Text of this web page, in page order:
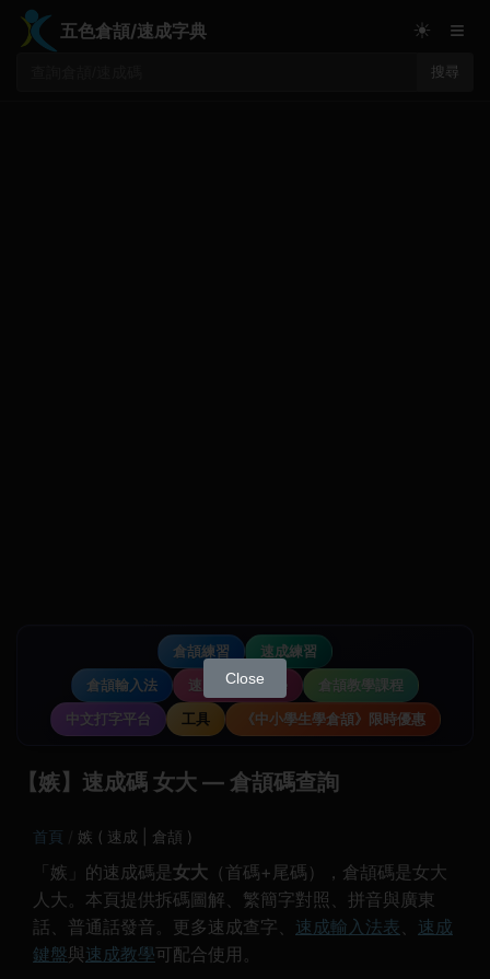
五色倉頡/速成字典
搜尋
☀ ≡
倉頡練習
速成練習
倉頡輸入法
速成輸入法教學
倉頡教學課程
中文打字平台
工具 《中小學生學倉頡》限時優惠
【嫉】速成碼 女大 — 倉頡碼查詢
首頁 嫉 ( 速成 | 倉頡 )
「嫉」的速成碼是 女大 （首碼+尾碼），倉頡碼是女大
人大。本頁提供拆碼圖解、繁簡字對照、拼音與廣東
話、普通話發音。更多速成查字、 速成輸入法表、 速成
鍵盤與速成教學可配合使用。
Close